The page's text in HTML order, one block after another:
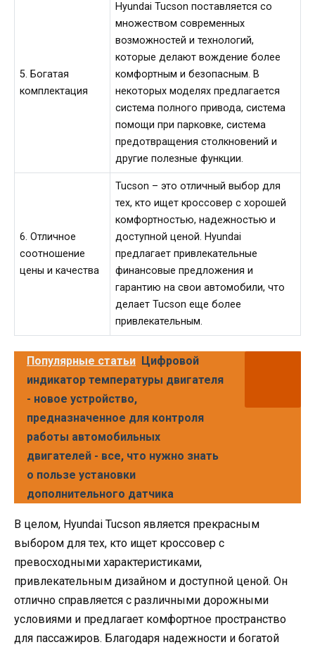
5. Богатая
комплектация
Hyundai Tucson поставляется со
множеством современных
возможностей и технологий,
которые делают вождение более
комфортным и безопасным. В
некоторых моделях предлагается
система полного привода, система
помощи при парковке, система
предотвращения столкновений и
другие полезные функции.
6. Отличное
соотношение
цены и качества
Tucson – это отличный выбор для
тех, кто ищет кроссовер с хорошей
комфортностью, надежностью и
доступной ценой. Hyundai
предлагает привлекательные
финансовые предложения и
гарантию на свои автомобили, что
делает Tucson еще более
привлекательным.
Популярные статьи Цифровой
индикатор температуры двигателя
- новое устройство,
предназначенное для контроля
работы автомобильных
двигателей - все, что нужно знать
о пользе установки
дополнительного датчика
В целом, Hyundai Tucson является прекрасным
выбором для тех, кто ищет кроссовер с
превосходными характеристиками,
привлекательным дизайном и доступной ценой. Он
отлично справляется с различными дорожными
условиями и предлагает комфортное пространство
для пассажиров. Благодаря надежности и богатой